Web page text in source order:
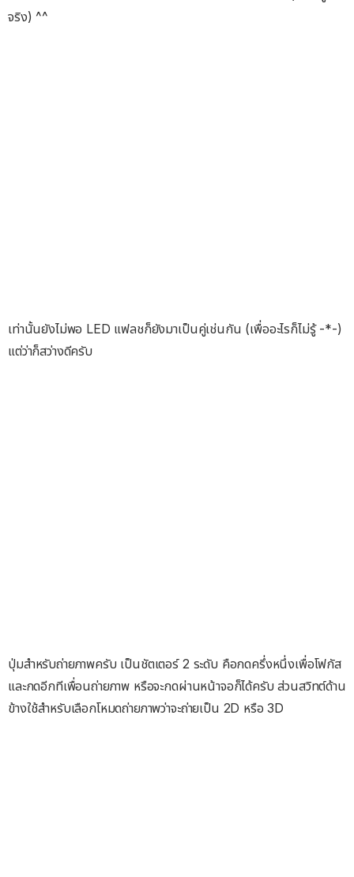
จริง) ^^
เท่านั้นยังไม่พอ LED แฟลชก็ยังมาเป็นคู่เช่นกัน (เพื่ออะไรก็ไม่รู้ -*-)
แต่ว่าก็สว่างดีครับ
ปุ่มสำหรับถ่ายภาพครับ เป็นชัตเตอร์ 2 ระดับ คือกดครึ่งหนึ่งเพื่อโฟกัส
และกดอีกทีเพื่อนถ่ายภาพ หรือจะกดผ่านหน้าจอก็ได้ครับ ส่วนสวิทต์ด้าน
ข้างใช้สำหรับเลือกโหมดถ่ายภาพว่าจะถ่ายเป็น 2D หรือ 3D